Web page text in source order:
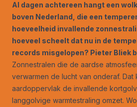
Al dagen achtereen hangt een
boven Nederland, die een
hoeveelheid invallende
hoeveel scheelt dat nu in de
records misgelopen? Pieter Bliek
Zonnestralen die de aardse
verwarmen de lucht van onderaf. Dat
aardoppervlak de invallende
langgolvige warmtestraling omzet.